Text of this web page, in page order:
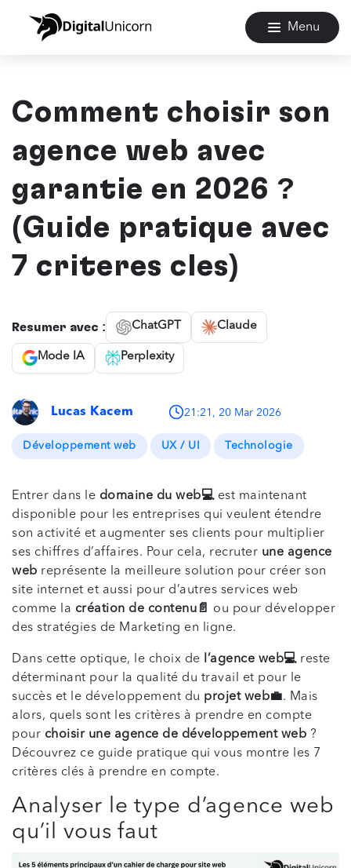
Menu
Comment choisir son
agence web avec
garantie en 2026 ?
(Guide pratique avec
7 critères clés)
Résumer avec : ChatGPT Claude
Mode IA Perplexity
Lucas Kacem 21:21, 20 Mar 2026
Développement web UX / UI Technologie
Entrer dans le domaine du web💻est maintenant
disponible pour les entreprises qui veulent étendre
son activité et augmenter ses clients pour multiplier
ses chiffres d’affaires. Pour cela, recruter une agence
web représente la meilleure solution pour créer son
site internet et aussi pour d’autres services web
comme la création de contenu📄
ou pour développer
des stratégies de Marketing en ligne.
Dans cette optique, le choix de l’agence web💻reste
déterminant pour la qualité du travail et pour le
succès et le développement du projet web💼. Mais
alors, quels sont les critères à prendre en compte
pour choisir une agence de développement web ?
Découvrez ce guide pratique qui vous montre les 7
critères clés à prendre en compte.
Analyser le type d’agence web
qu’il vous faut